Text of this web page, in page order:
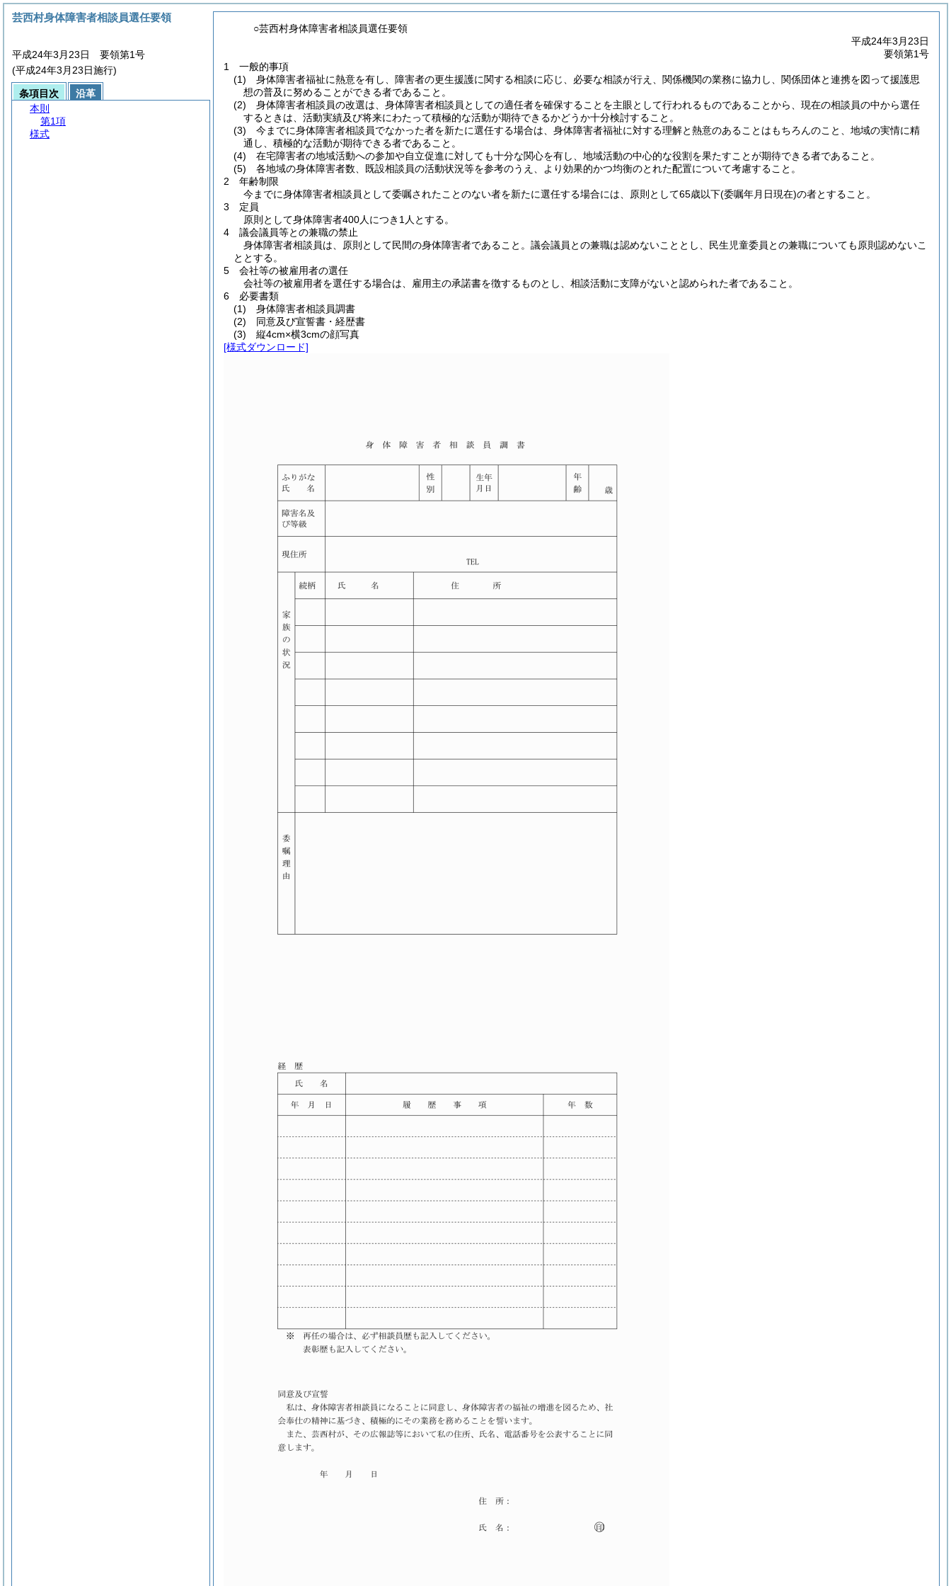
○芸西村身体障害者相談員選任要領
平成24年3月23日
要領第1号
1 一般的事項
(1) 身体障害者福祉に熱意を有し、障害者の更生援護に関する相談に応じ、必要な相談が行え、関係機関の業務に協力し、関係団体と連携を図って援護思
想の普及に努めることができる者であること。
(2) 身体障害者相談員の改選は、身体障害者相談員としての適任者を確保することを主眼として行われるものであることから、現在の相談員の中から選任
するときは、活動実績及び将来にわたって積極的な活動が期待できるかどうか十分検討すること。
(3) 今までに身体障害者相談員でなかった者を新たに選任する場合は、身体障害者福祉に対する理解と熱意のあることはもちろんのこと、地域の実情に精
通し、積極的な活動が期待できる者であること。
(4) 在宅障害者の地域活動への参加や自立促進に対しても十分な関心を有し、地域活動の中心的な役割を果たすことが期待できる者であること。
(5) 各地域の身体障害者数、既設相談員の活動状況等を参考のうえ、より効果的かつ均衡のとれた配置について考慮すること。
2 年齢制限
今までに身体障害者相談員として委嘱されたことのない者を新たに選任する場合には、原則として65歳以下(委嘱年月日現在)の者とすること。
3 定員
原則として身体障害者400人につき1人とする。
4 議会議員等との兼職の禁止
身体障害者相談員は、原則として民間の身体障害者であること。議会議員との兼職は認めないこととし、民生児童委員との兼職についても原則認めないこ
ととする。
5 会社等の被雇用者の選任
会社等の被雇用者を選任する場合は、雇用主の承諾書を徴するものとし、相談活動に支障がないと認められた者であること。
6 必要書類
(1) 身体障害者相談員調書
(2) 同意及び宣誓書・経歴書
(3) 縦4cm×横3cmの顔写真
[様式ダウンロード]
芸西村身体障害者相談員選任要領
平成24年3月23日 要領第1号
(平成24年3月23日施行)
条項目次
沿革
本則
第1項
様式